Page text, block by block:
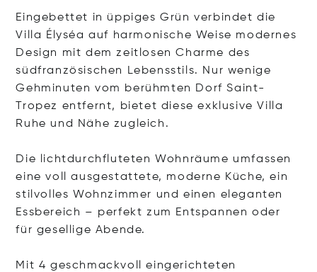
Eingebettet in üppiges Grün verbindet die
Villa Élyséa auf harmonische Weise modernes
Design mit dem zeitlosen Charme des
südfranzösischen Lebensstils. Nur wenige
Gehminuten vom berühmten Dorf Saint-
Tropez entfernt, bietet diese exklusive Villa
Ruhe und Nähe zugleich.
Die lichtdurchfluteten Wohnräume umfassen
eine voll ausgestattete, moderne Küche, ein
stilvolles Wohnzimmer und einen eleganten
Essbereich – perfekt zum Entspannen oder
für gesellige Abende.
Mit 4 geschmackvoll eingerichteten